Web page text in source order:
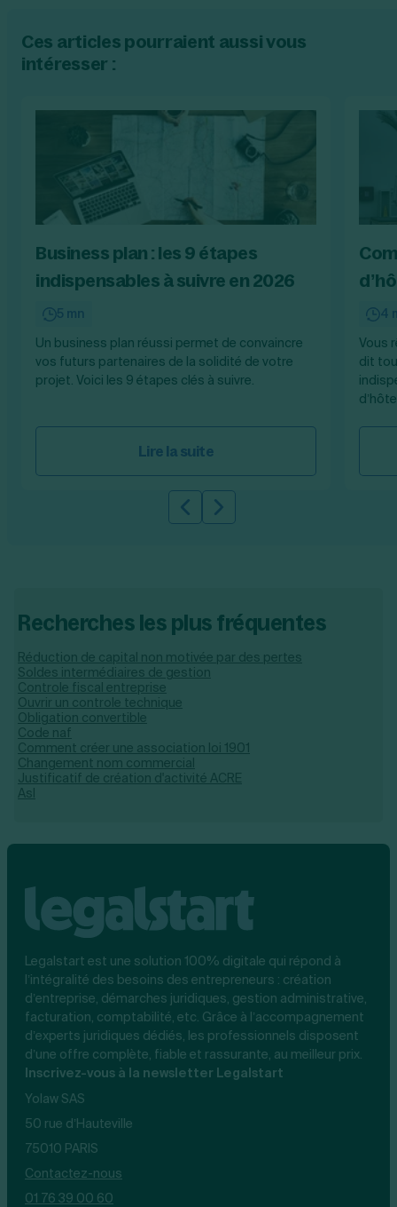
Ces articles pourraient aussi vous
intéresser :
Business plan : les 9 étapes
indispensables à suivre en 2026
5 mn
Un business plan réussi permet de convaincre
vos futurs partenaires de la solidité de votre
projet. Voici les 9 étapes clés à suivre.
Lire la suite
4
Vous
dit
Slide précédente
Slide suivante
Recherches les plus fréquentes
Réduction de capital non motivée par des pertes
Soldes intermédiaires de gestion
Controle fiscal entreprise
Ouvrir un controle technique
Obligation convertible
Code naf
Comment créer une association loi 1901
Changement nom commercial
Justificatif de création d'activité ACRE
Asl
Legalstart est une solution 100% digitale qui répond à
l’intégralité des besoins des entrepreneurs : création
d’entreprise, démarches juridiques, gestion administrative,
facturation, comptabilité, etc. Grâce à l’accompagnement
d’experts juridiques dédiés, les professionnels disposent
d’une offre complète, fiable et rassurante, au meilleur prix.
Inscrivez-vous à la newsletter Legalstart
Yolaw SAS
50 rue d’Hauteville
75010 PARIS
Contactez-nous
01 76 39 00 60